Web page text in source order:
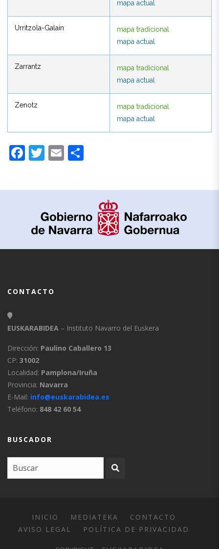
mapa actual
Urritzola-Galain
mapa tradicional
mapa actual
Zarrantz
mapa tradicional
mapa actual
Zenotz
mapa tradicional
mapa actual
mapa actual
mapa actual
mapa actual
Facebook
Twitter
Email
CONTACTO
EUSKARABIDEA – Instituto Navarro del Euskera
Dirección: Paulino Caballero 13
CP: 31002
Localidad: Pamplona/Iruña
Provincia: Navarra
E-Mail: info@euskarabidea.es
Teléfono: 848 42 60 54
BUSCADOR
INICIO MEDIATEKA
CONTACTO
AVISO LEGAL
POLÍTICA DE PRIVACIDAD